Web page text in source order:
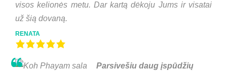
visos kelionės metu. Dar kartą dėkoju Jums ir visatai
už šią dovaną.
RENATA
Parsivešiu daug įspūdžių